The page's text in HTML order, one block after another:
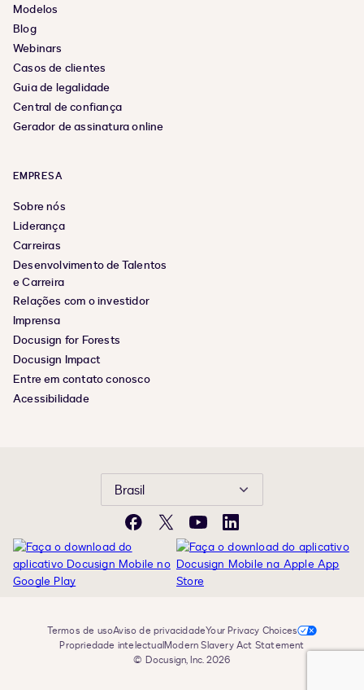
Modelos
Blog
Webinars
Casos de clientes
Guia de legalidade
Central de confiança
Gerador de assinatura online
EMPRESA
Sobre nós
Liderança
Carreiras
Desenvolvimento de Talentos
e Carreira
Relações com o investidor
Imprensa
Docusign for Forests
Docusign Impact
Entre em contato conosco
Acessibilidade
Brasil
Facebook
X YouTubeLinkedIn
Termos de usoAviso de privacidadeYour Privacy Choices
Propriedade intelectualModern Slavery Act Statement
© Docusign, Inc. 2026